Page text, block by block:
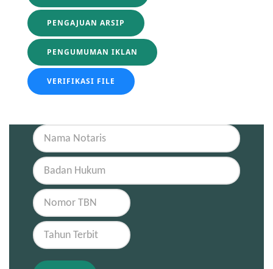
PENGAJUAN ARSIP
PENGUMUMAN IKLAN
VERIFIKASI FILE